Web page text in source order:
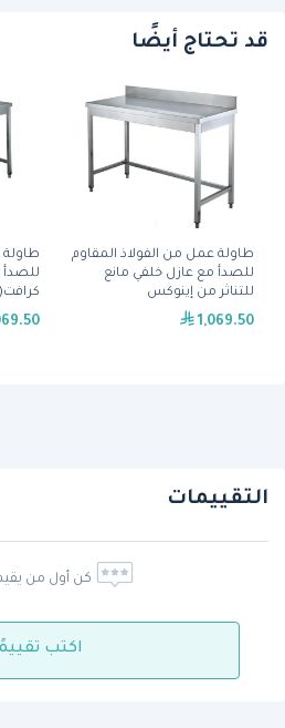
قد تحتاج أيضًا
طاولة عمل من الفولاذ المقاوم
للصدأ مع عازل خلفي مانع
للتناثر من إينوكس
كرافت(TB7O100)
1,069.50
طاولة
كرافت(TC7O100)
التقييمات
كن أول من
اكتب